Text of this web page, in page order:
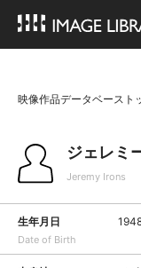
映像作品データベースト
ジェレミ
Jeremy Irons
生年月日
Date of Birth